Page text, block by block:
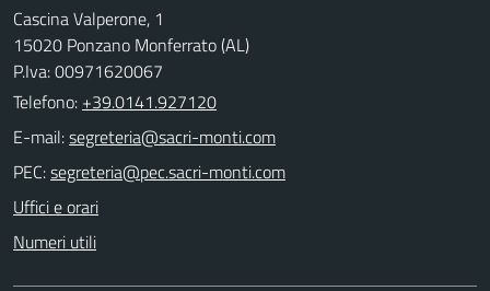
Cascina Valperone, 1
15020 Ponzano Monferrato (AL)
P.Iva: 00971620067
Telefono: +39.0141.927120
E-mail:
PEC:
Uffici e orari
Numeri utili